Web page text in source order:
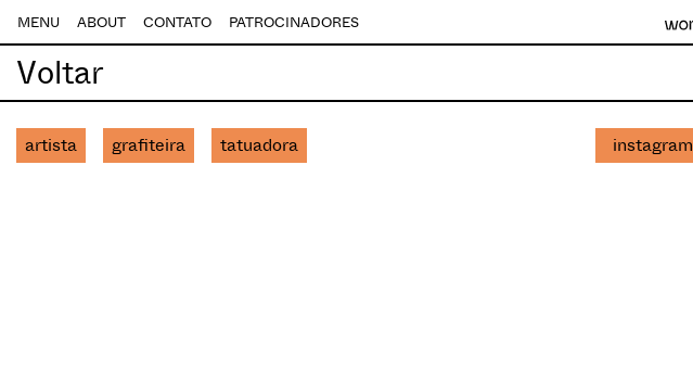
MENU ABOUT CONTATO PATROCINADORES
Voltar
artista grafiteira tatuadora instagram